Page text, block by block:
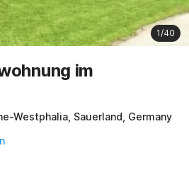
1/40
im
Westphalia, Sauerland, Germany